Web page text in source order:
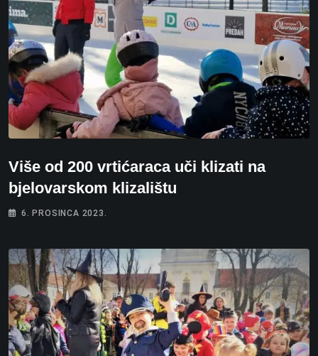
Više od 200 vrtićaraca uči klizati na
bjelovarskom klizalištu
6. PROSINCA 2023.